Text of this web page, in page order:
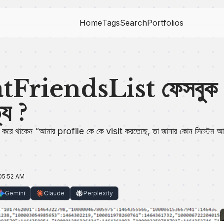
HomeTagsSearchPortfolios
ফেসবুক
?
করে থাকেন “আমার profile কে কে visit করতেছে, তা জানার কোন সিস্টেম
AM
Gemini Claude Perplexity